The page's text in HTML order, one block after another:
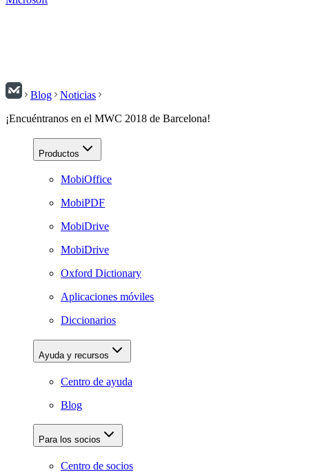
Blog
Noticias
¡Encuéntranos en el MWC 2018 de Barcelona!
Productos
MobiOffice
MobiPDF
MobiDrive
MobiDrive
Oxford Dictionary
Aplicaciones móviles
Diccionarios
Ayuda y recursos
Centro de ayuda
Blog
Para los socios
Centro de socios